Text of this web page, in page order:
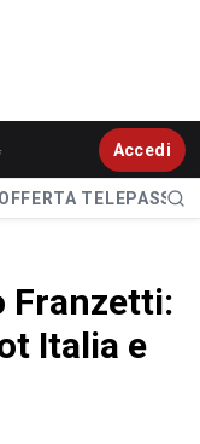
Accedi
OFFERTA TELEPASS
Franzetti:
Italia e